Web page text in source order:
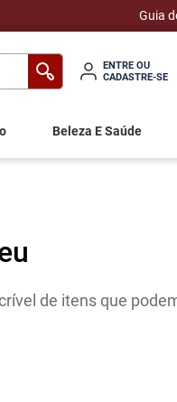
Guia
ENTRE OU
CADASTRE-SE
Beleza E Saúde
de itens que